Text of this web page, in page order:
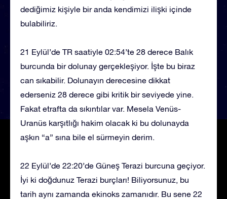
dediğimiz kişiyle bir anda kendimizi ilişki içinde
bulabiliriz.
21 Eylül’de TR saatiyle 02:54’te 28 derece Balık
burcunda bir dolunay gerçekleşiyor. İşte bu biraz
can sıkabilir. Dolunayın derecesine dikkat
ederseniz 28 derece gibi kritik bir seviyede yine.
Fakat etrafta da sıkıntılar var. Mesela Venüs-
Uranüs karşıtlığı hakim olacak ki bu dolunayda
aşkın “a” sına bile el sürmeyin derim.
22 Eylül’de 22:20’de Güneş Terazi burcuna geçiyor.
İyi ki doğdunuz Terazi burçları! Biliyorsunuz, bu
tarih aynı zamanda ekinoks zamanıdır. Bu sene 22